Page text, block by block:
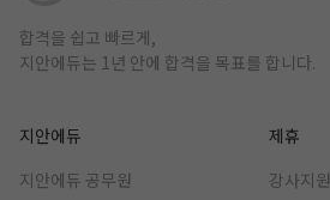
합격을 쉽고 빠르게,
지안에듀는 1년 안에 합격을 목표를 합니다.
지안에듀
지안에듀 공무원
제휴
강사지원